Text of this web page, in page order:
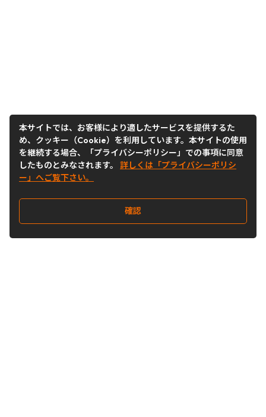
本サイトでは、お客様により適したサービスを提供するた
め、クッキー（Cookie）を利用しています。本サイトの使用
を継続する場合、「プライバシーポリシー」での事項に同意
したものとみなされます。 詳しくは「プライバシーポリシ
ー」へご覧下さい。
確認